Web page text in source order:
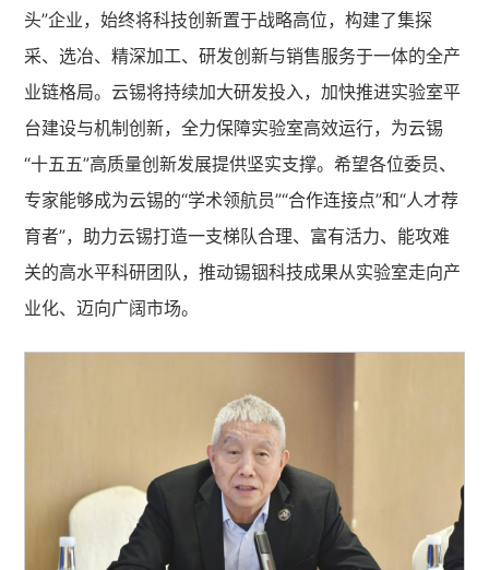
头”企业，始终将科技创新置于战略高位，构建了集探
采、选冶、精深加工、研发创新与销售服务于一体的全产
业链格局。云锡将持续加大研发投入，加快推进实验室平
台建设与机制创新，全力保障实验室高效运行，为云锡
“十五五”高质量创新发展提供坚实支撑。希望各位委员、
专家能够成为云锡的“学术领航员”“合作连接点”和“人才荐
育者”，助力云锡打造一支梯队合理、富有活力、能攻难
关的高水平科研团队，推动锡铟科技成果从实验室走向产
业化、迈向广阔市场。